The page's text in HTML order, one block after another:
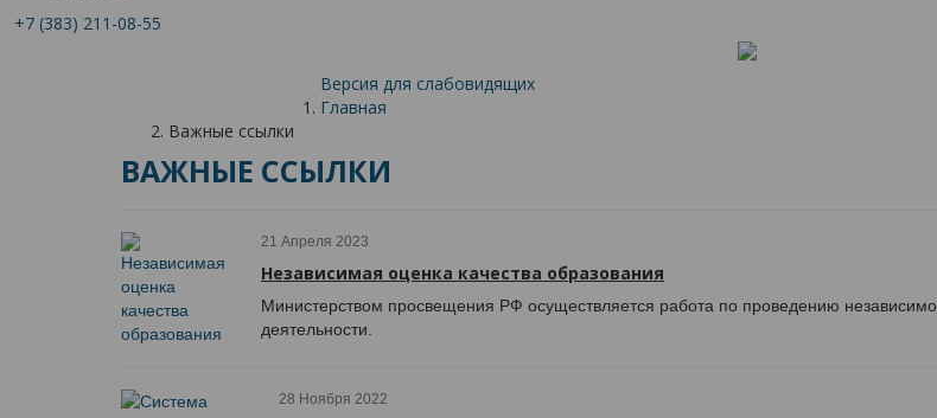
+7 (383) 211-08-55
Версия для слабовидящих
Главная
Важные ссылки
ВАЖНЫЕ ССЫЛКИ
21 Апреля 2023
Независимая оценка качества образования
Министерством просвещения РФ осуществляется работа по проведению
деятельности.
28 Ноября 2022